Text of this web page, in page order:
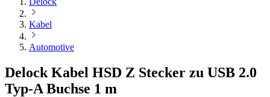
Kabel
Automotive
Delock Kabel HSD Z Stecker zu USB 2.0
Typ-A Buchse 1 m